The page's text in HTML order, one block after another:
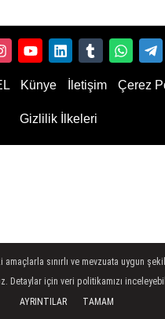
Künye İletişim Çerez
Gizlilik İlkeleri
sınırlı ve mevzuata uygun
Detaylar için veri politikamızı
AYRINTILAR
TAMAM